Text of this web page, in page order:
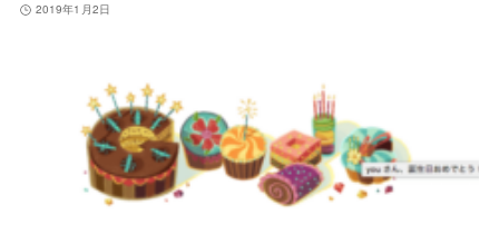
2019年1月2日